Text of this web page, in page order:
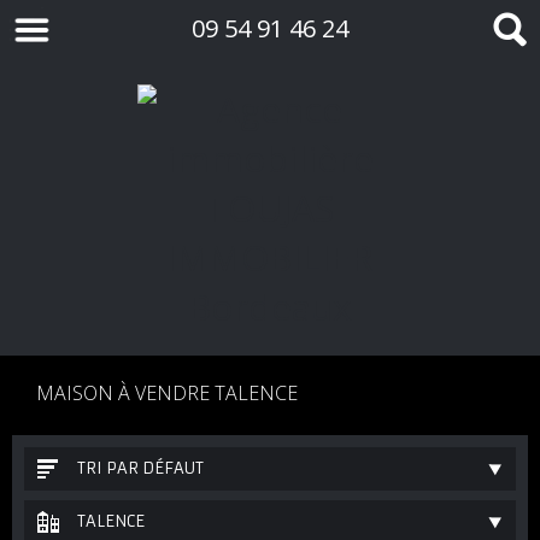
09 54 91 46 24
MAISON À VENDRE TALENCE
TRI PAR DÉFAUT
TALENCE